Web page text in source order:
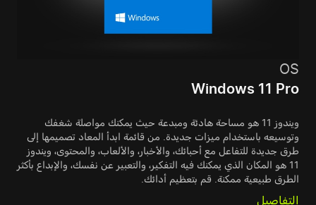
OS
Windows 11 Pro
ويندوز 11 هو مساحة هادئة ومبدعة حيث يمكنك مواصلة شغفك
وتوسيعه باستخدام ميزات جديدة. من قائمة ابدأ المعاد تصميمها إلى
طرق جديدة للتفاعل مع أحبائك، والأخبار، والألعاب، والمحتوى، ويندوز
11 هو المكان الذي يمكنك فيه التفكير، والتعبير عن نفسك، والإبداع بأكثر
الطرق طبيعية ممكنة. قم بتعظيم أدائك.
التفاصيل